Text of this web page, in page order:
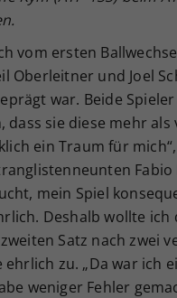
vom ersten
Oberleitner und Joel
war. Beide
sie diese mehr
ein Traum für
mein Spiel
Deshalb wollte
Satz nach zwei
ehrlich zu. „Da war
weniger Fehler